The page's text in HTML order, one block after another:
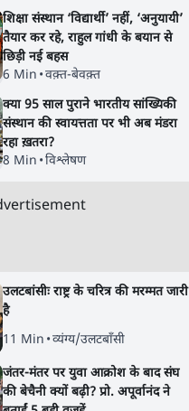
शिक्षा संस्थान ‘विद्यार्थी’ नहीं, ‘अनुयायी’
तैयार कर रहे, राहुल गांधी के बयान से
छिड़ी नई बहस
6 Min •वक़्त-बेवक़्त
क्या 95 साल पुराने भारतीय सांख्यिकी
संस्थान की स्वायत्तता पर भी अब मंडरा
रहा ख़तरा?
8 Min •विश्लेषण
उलटबांसीः राष्ट्र के चरित्र की मरम्मत जारी
है
11 Min •व्यंग्य/उलटबाँसी
जंतर-मंतर पर युवा आक्रोश के बाद संघ
की बेचैनी क्यों बढ़ी? प्रो. अपूर्वानंद ने